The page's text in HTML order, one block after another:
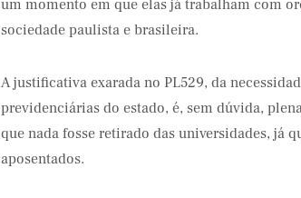
um momento em que elas já trabalham com
sociedade paulista e brasileira.
A justificativa exarada no PL529, da
previdenciárias do estado, é, sem dúvida,
que nada fosse retirado das universidades, já
aposentados.